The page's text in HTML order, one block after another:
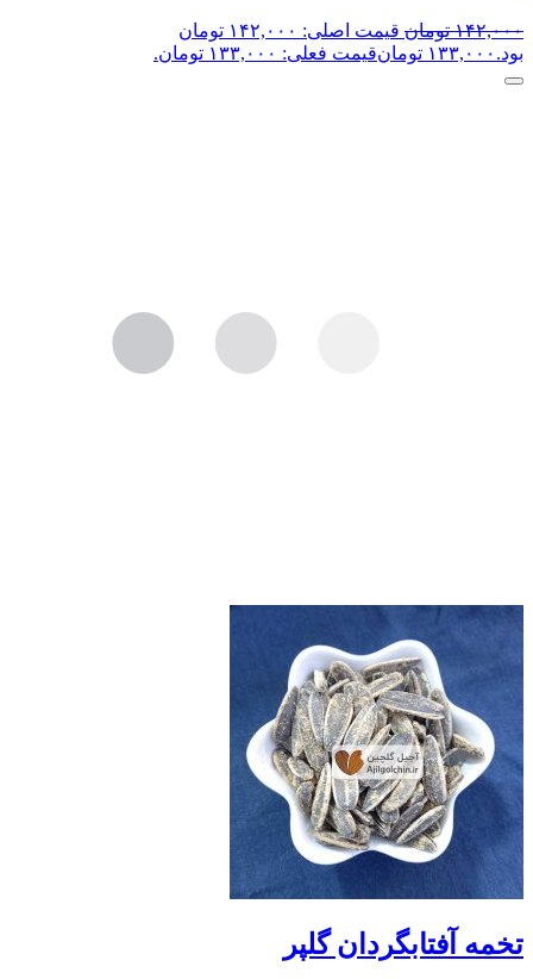
۱۴۲,۰۰۰ تومان
قیمت اصلی: ۱۴۲,۰۰۰ تومان
بود. ۱۳۳,۰۰۰ تومانقیمت فعلی: ۱۳۳,۰۰۰ تومان.
تخمه آفتابگردان گلپر